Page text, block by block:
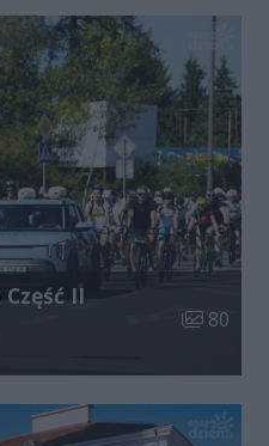
II
Liczba
80